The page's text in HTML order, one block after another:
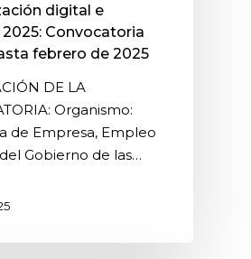
digital e
Convocatoria
febrero de 2025
DE LA
Organismo:
de Empresa, Empleo
Gobierno de las…